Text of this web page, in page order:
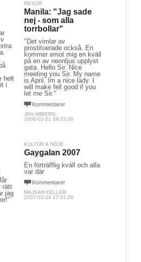
helt
i
RESOR
Manila: "Jag sade
nej - som alla
torrbollar"
"Det vimlar av
prostituerade också. En
kommer emot mig en kväll
på en av neonljus upplyst
gata. Hello Sir. Nice
meeting you Sir. My name
is April. Im a nice lady. I
will make fell good if you
let me Sir."
Kommentarer
JAN WIBERG
2008-02-21 09:22:00
rätt
jag
KULTUR & NÖJE
Gaygalan 2007
En förträfflig kväll och alla
var där
Kommentarer
MAJSAN KELLER
2007-02-24 17:01:00